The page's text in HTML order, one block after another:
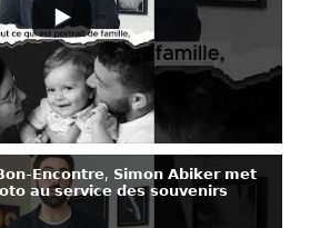
𝗘𝗻𝗰𝗼𝗻𝘁𝗿𝗲, 𝗦𝗶𝗺𝗼𝗻 𝗔𝗯𝗶𝗸𝗲𝗿 𝗺𝗲𝘁
𝗮𝘂 𝘀𝗲𝗿𝘃𝗶𝗰𝗲 𝗱𝗲𝘀 𝘀𝗼𝘂𝘃𝗲𝗻𝗶𝗿𝘀